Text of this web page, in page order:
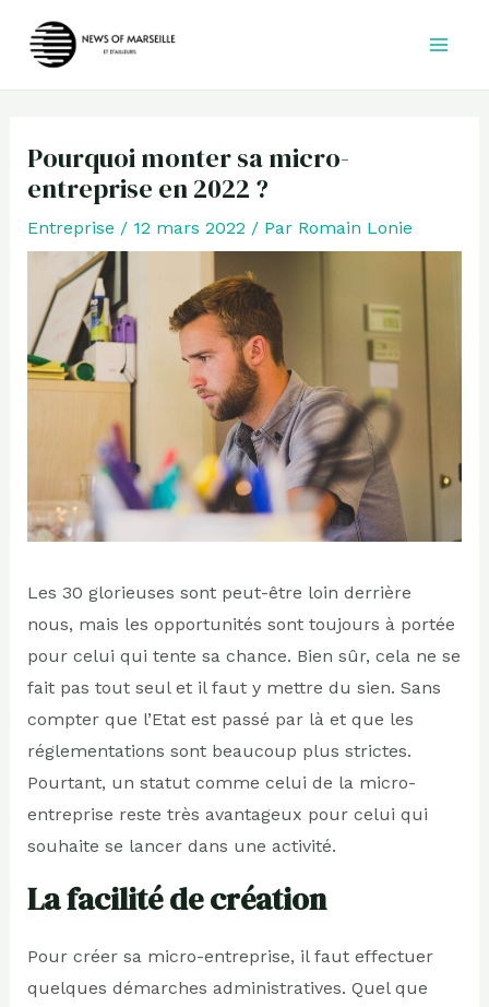
Pourquoi monter sa micro-
entreprise en 2022 ?
Entreprise / 12 mars 2022 / Par Romain Lonie
Les 30 glorieuses sont peut-être loin derrière
nous, mais les opportunités sont toujours à portée
pour celui qui tente sa chance. Bien sûr, cela ne se
fait pas tout seul et il faut y mettre du sien. Sans
compter que l’Etat est passé par là et que les
réglementations sont beaucoup plus strictes.
Pourtant, un statut comme celui de la micro-
entreprise reste très avantageux pour celui qui
souhaite se lancer dans une activité.
La facilité de création
Pour créer sa micro-entreprise, il faut effectuer
quelques démarches administratives. Quel que